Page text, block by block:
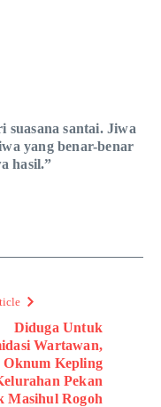
suasana santai. Jiwa
yang benar-benar
hasil.”
Diduga Untuk
Wartawan,
Oknum Kepling
Pekan
Masihul Rogoh